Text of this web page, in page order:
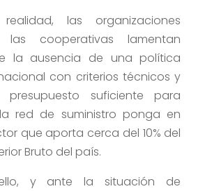
las organizaciones
cooperativas lamentan
la ausencia de una política
con criterios técnicos y
suficiente para
red de suministro ponga en
que aporta cerca del 10% del
Bruto del país.
y ante la situación de